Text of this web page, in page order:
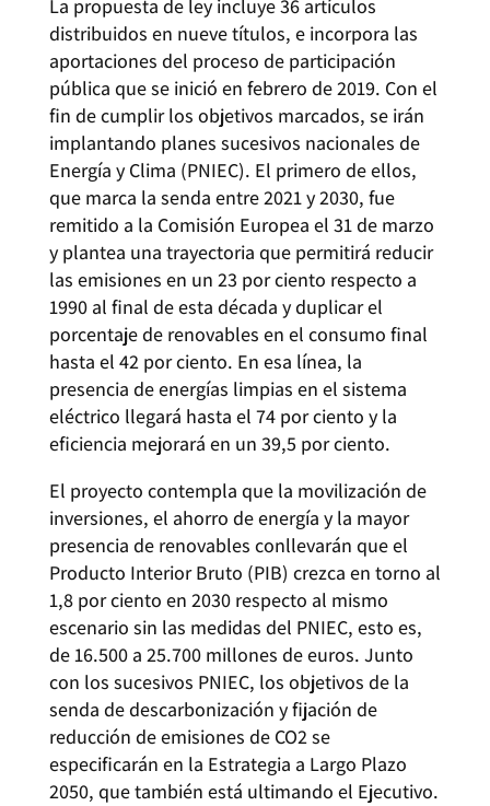
La propuesta de ley incluye 36 artículos
distribuidos en nueve títulos, e incorpora las
aportaciones del proceso de participación
pública que se inició en febrero de 2019. Con el
fin de cumplir los objetivos marcados, se irán
implantando planes sucesivos nacionales de
Energía y Clima (PNIEC). El primero de ellos,
que marca la senda entre 2021 y 2030, fue
remitido a la Comisión Europea el 31 de marzo
y plantea una trayectoria que permitirá reducir
las emisiones en un 23 por ciento respecto a
1990 al final de esta década y duplicar el
porcentaje de renovables en el consumo final
hasta el 42 por ciento. En esa línea, la
presencia de energías limpias en el sistema
eléctrico llegará hasta el 74 por ciento y la
eficiencia mejorará en un 39,5 por ciento.
El proyecto contempla que la movilización de
inversiones, el ahorro de energía y la mayor
presencia de renovables conllevarán que el
Producto Interior Bruto (PIB) crezca en torno al
1,8 por ciento en 2030 respecto al mismo
escenario sin las medidas del PNIEC, esto es,
de 16.500 a 25.700 millones de euros. Junto
con los sucesivos PNIEC, los objetivos de la
senda de descarbonización y fijación de
reducción de emisiones de CO2 se
especificarán en la Estrategia a Largo Plazo
2050, que también está ultimando el Ejecutivo.